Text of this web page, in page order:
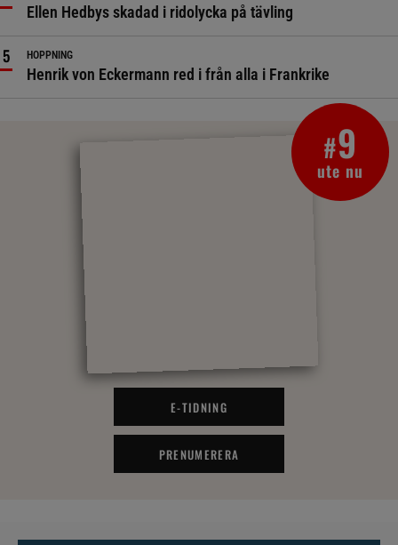
Ellen Hedbys skadad i ridolycka på tävling
HOPPNING
Henrik von Eckermann red i från alla i Frankrike
#9
ute nu
E-TIDNING
PRENUMERERA